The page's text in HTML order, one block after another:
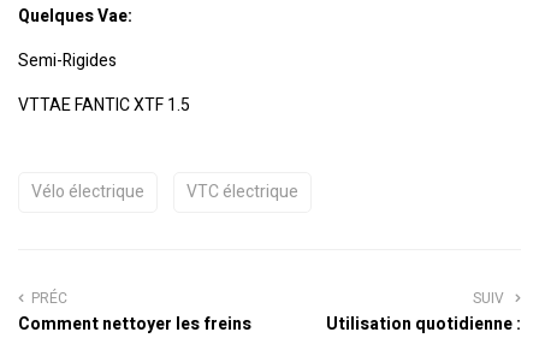
Quelques Vae:
Semi-Rigides
VTTAE FANTIC XTF 1.5
Vélo électrique VTC électrique
PRÉC
Comment nettoyer les freins
SUIV
Utilisation quotidienne :